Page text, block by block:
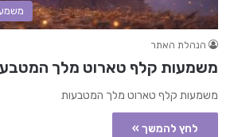
הנהלת האתר
משמעות קלף טארוט מלך
משמעות קלף טארוט מלך המטבעות
לחץ להמשך »